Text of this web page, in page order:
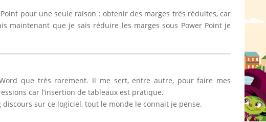
pour une seule raison : obtenir des marges très réduites, car
maintenant que je sais réduire les marges sous Power Point je
que très rarement. Il me sert, entre autre, pour faire mes
car l’insertion de tableaux est pratique.
sur ce logiciel, tout le monde le connait je pense.